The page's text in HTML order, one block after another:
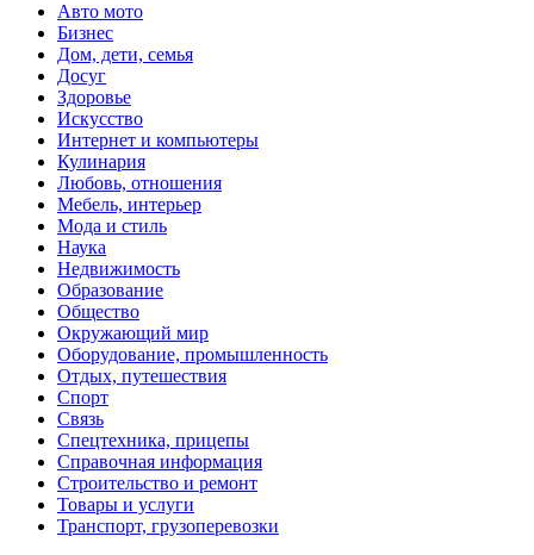
Авто мото
Бизнес
Дом, дети, семья
Досуг
Здоровье
Искусство
Интернет и компьютеры
Кулинария
Любовь, отношения
Мебель, интерьер
Мода и стиль
Наука
Недвижимость
Образование
Общество
Окружающий мир
Оборудование, промышленность
Отдых, путешествия
Спорт
Связь
Спецтехника, прицепы
Справочная информация
Строительство и ремонт
Товары и услуги
Транспорт, грузоперевозки